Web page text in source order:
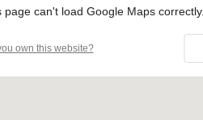
page can't load Google Maps correctly.
own this website?